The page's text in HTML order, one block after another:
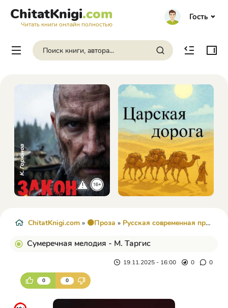
ChitatKnigi.com
Читать книги онлайн полностью
Гость
ChitatKnigi.com » 🟠Проза » Русская современная проза
Сумеречная мелодия - М. Таргис
19.11.2025 - 16:00 0 0
0 0